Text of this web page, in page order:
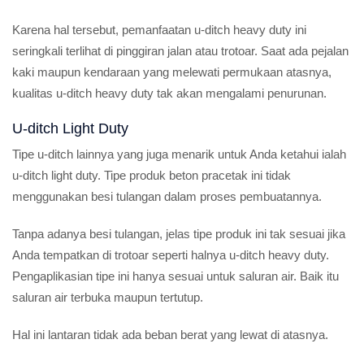
Karena hal tersebut, pemanfaatan u-ditch heavy duty ini
seringkali terlihat di pinggiran jalan atau trotoar. Saat ada pejalan
kaki maupun kendaraan yang melewati permukaan atasnya,
kualitas u-ditch heavy duty tak akan mengalami penurunan.
U-ditch Light Duty
Tipe u-ditch lainnya yang juga menarik untuk Anda ketahui ialah
u-ditch light duty. Tipe produk beton pracetak ini tidak
menggunakan besi tulangan dalam proses pembuatannya.
Tanpa adanya besi tulangan, jelas tipe produk ini tak sesuai jika
Anda tempatkan di trotoar seperti halnya u-ditch heavy duty.
Pengaplikasian tipe ini hanya sesuai untuk saluran air. Baik itu
saluran air terbuka maupun tertutup.
Hal ini lantaran tidak ada beban berat yang lewat di atasnya.